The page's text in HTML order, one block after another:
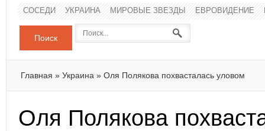
СОСЕДИ УКРАИНА МИРОВЫЕ ЗВЕЗДЫ ЕВРОВИДЕНИЕ
Поиск
Главная » Украина » Оля Полякова похвасталась уловом
Оля Полякова